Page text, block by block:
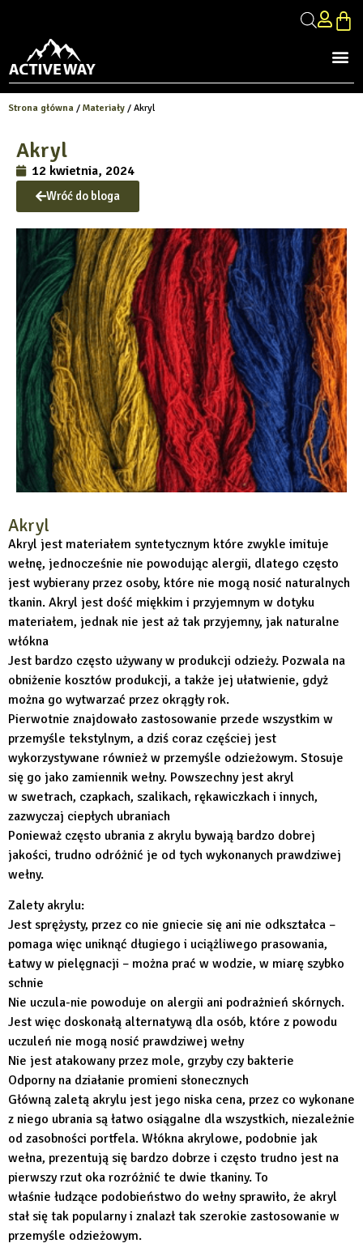
Strona główna / Materiały / Akryl
Akryl
12 kwietnia, 2024
Wróć do bloga
Akryl
Akryl jest materiałem syntetycznym które zwykle imituje
wełnę, jednocześnie nie powodując alergii, dlatego często
jest wybierany przez osoby, które nie mogą nosić naturalnych
tkanin. Akryl jest dość miękkim i przyjemnym w dotyku
materiałem, jednak nie jest aż tak przyjemny, jak naturalne
włókna
Jest bardzo często używany w produkcji odzieży. Pozwala na
obniżenie kosztów produkcji, a także jej ułatwienie, gdyż
można go wytwarzać przez okrągły rok.
Pierwotnie znajdowało zastosowanie przede wszystkim w
przemyśle tekstylnym, a dziś coraz częściej jest
wykorzystywane również w przemyśle odzieżowym. Stosuje
się go jako zamiennik wełny. Powszechny jest akryl
w swetrach, czapkach, szalikach, rękawiczkach i innych,
zazwyczaj ciepłych ubraniach
Ponieważ często ubrania z akrylu bywają bardzo dobrej
jakości, trudno odróżnić je od tych wykonanych prawdziwej
wełny.
Zalety akrylu:
Jest sprężysty, przez co nie gniecie się ani nie odkształca –
pomaga więc uniknąć długiego i uciążliwego prasowania,
Łatwy w pielęgnacji – można prać w wodzie, w miarę szybko
schnie
Nie uczula-nie powoduje on alergii ani podrażnień skórnych.
Jest więc doskonałą alternatywą dla osób, które z powodu
uczuleń nie mogą nosić prawdziwej wełny
Nie jest atakowany przez mole, grzyby czy bakterie
Odporny na działanie promieni słonecznych
Główną zaletą akrylu jest jego niska cena, przez co wykonane
z niego ubrania są łatwo osiągalne dla wszystkich, niezależnie
od zasobności portfela. Włókna akrylowe, podobnie jak
wełna, prezentują się bardzo dobrze i często trudno jest na
pierwszy rzut oka rozróżnić te dwie tkaniny. To
właśnie łudzące podobieństwo do wełny sprawiło, że akryl
stał się tak popularny i znalazł tak szerokie zastosowanie w
przemyśle odzieżowym.